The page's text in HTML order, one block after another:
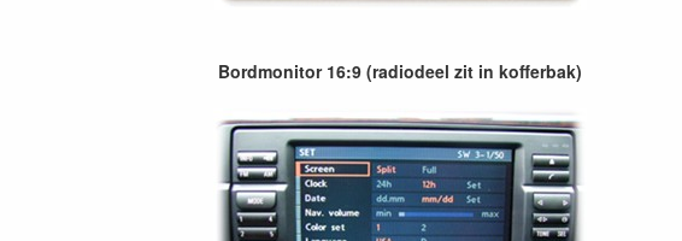
Bordmonitor 16:9 (radiodeel zit in kofferbak)